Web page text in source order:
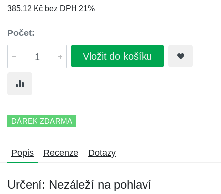
385,12 Kč bez DPH 21%
Počet:
Vložit do košíku
DÁREK ZDARMA
Popis Recenze Dotazy
Určení: Nezáleží na pohlaví